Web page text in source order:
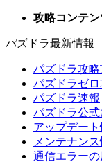
攻略コンテン
パズドラ最新情報
パズドラ攻略
パズドラゼ
パズドラ速報
パズドラ公式
アップデー
メンテナン
通信エラー